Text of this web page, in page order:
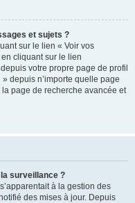
et sujets ?
sur le lien « Voir vos
cliquant sur le lien
votre propre page de profil
depuis n’importe quelle page
page de recherche avancée et
surveillance ?
à la gestion des
des mises à jour. Depuis